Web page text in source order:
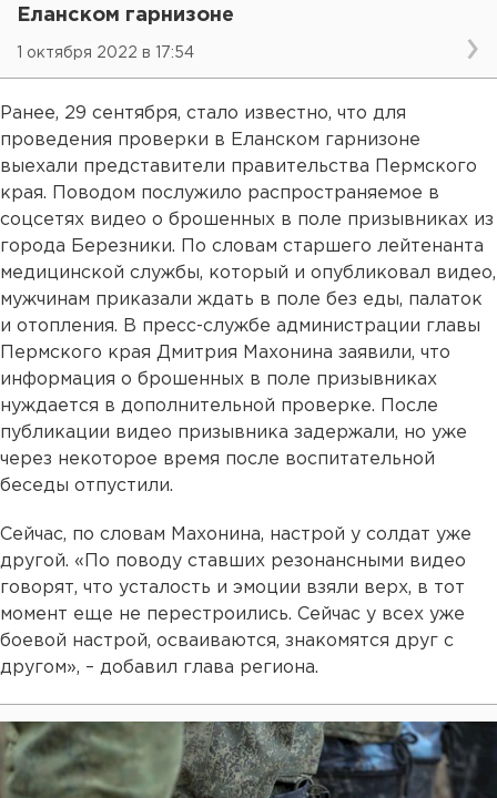
Еланском гарнизоне
1 октября 2022 в 17:54
Ранее, 29 сентября, стало известно, что для
проведения проверки в Еланском гарнизоне
выехали представители правительства Пермского
края. Поводом послужило распространяемое в
соцсетях видео о брошенных в поле призывниках из
города Березники. По словам старшего лейтенанта
медицинской службы, который и опубликовал видео,
мужчинам приказали ждать в поле без еды, палаток
и отопления. В пресс-службе администрации главы
Пермского края Дмитрия Махонина заявили, что
информация о брошенных в поле призывниках
нуждается в дополнительной проверке. После
публикации видео призывника задержали, но уже
через некоторое время после воспитательной
беседы отпустили.
Сейчас, по словам Махонина, настрой у солдат уже
другой. «По поводу ставших резонансными видео
говорят, что усталость и эмоции взяли верх, в тот
момент еще не перестроились. Сейчас у всех уже
боевой настрой, осваиваются, знакомятся друг с
другом», – добавил глава региона.